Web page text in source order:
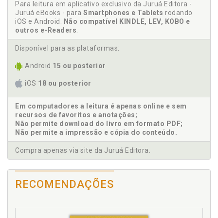
Marisa de São Thiago Rosa
Marivania Cristina Bocca
Milene Strelow
Miriam Haertel
Sérgio Roberto Monteiro Dias
Sylvia Mara Pires de Freitas
Zuleica Pretto
Santos/Fabíola Langaro, p. 47
Angústia. Vivências de angústia nas tentativas de
suicídio: considerações clínicas à luz da
Georges Daniel Janja Bloc Boris/Carlos Ming-Wau, p.
Aspectos metodológicos da psicoterapia
Atitude empática: a abertura necessária para a
compreensão da constituição do sujeito. Beatriz
Dutra Rosa/Sylvia Mara Pires de Freitas, p. 133
B
Beatriz Dutra Rosa. Atitude empática: a abertura
necessária para a compreensão da constituição do
sujeito. Beatriz Dutra Rosa/Sylvia Mara Pires de
Para leitura em aplicativo exclusivo da Juruá Editora -
Juruá eBooks - para Smartphones e Tablets rodando
iOS e Android. Não compatível KINDLE, LEV, KOBO e
outros e-Readers.
Disponível para as plataformas:
Android 15 ou posterior
iOS 18 ou posterior
Em computadores a leitura é apenas online e sem
recursos de favoritos e anotações;
Não permite download do livro em formato PDF;
Não permite a impressão e cópia do conteúdo.
Compra apenas via site da Juruá Editora.
RECOMENDAÇÕES